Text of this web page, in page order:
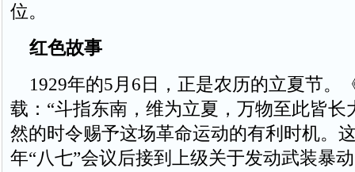
位。
红色故事
1929年的5月6日，正是农历的立夏节。
载：“斗指东南，维为立夏，万物至此皆长
然的时令赐予这场革命运动的有利时机。
年“八七”会议后接到上级关于发动武装暴